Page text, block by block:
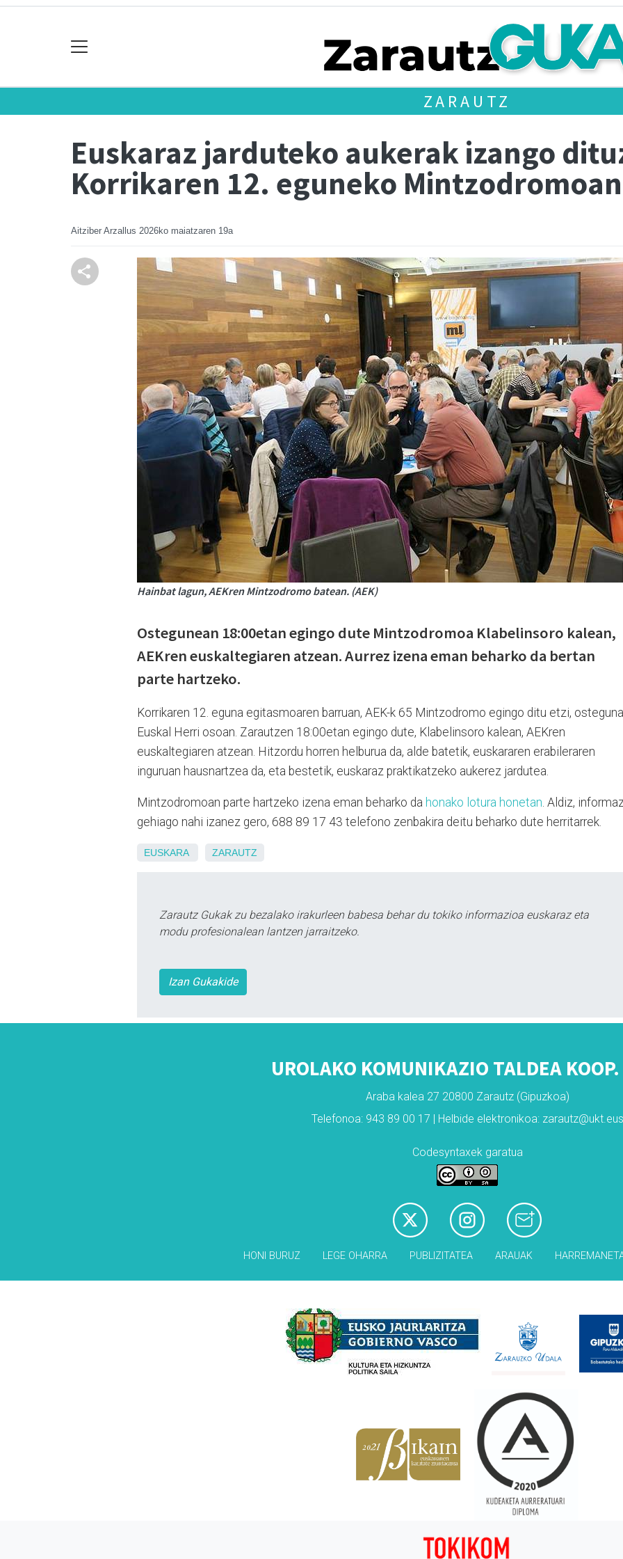
ZARAUTZ
Euskaraz jarduteko aukerak izango
Korrikaren 12. eguneko Mintzodromoan
Aitziber Arzallus 2026ko maiatzaren 19a
Hainbat lagun, AEKren Mintzodromo batean. (AEK)
Ostegunean 18:00etan egingo dute Mintzodromoa Klabelinsoro kalean,
AEKren euskaltegiaren atzean. Aurrez izena eman beharko da bertan
parte hartzeko.
Korrikaren 12. eguna egitasmoaren barruan, AEK-k 65 Mintzodromo egingo ditu etzi,
Euskal Herri osoan. Zarautzen 18:00etan egingo dute, Klabelinsoro kalean, AEKren
euskaltegiaren atzean . Hitzordu horren helburua da, alde batetik, euskararen erabileraren
inguruan hausnartzea da, eta bestetik, euskaraz praktikatzeko aukerez jardutea.
Mintzodromoan parte hartzeko izena eman beharko da honako lotura honetan. Aldiz,
gehiago nahi izanez gero, 688 89 17 43 telefono zenbakira deitu beharko dute herritarrek.
EUSKARA ZARAUTZ
Zarautz Gukak zu bezalako irakurleen babesa behar du tokiko informazioa euskaraz eta
modu profesionalean lantzen jarraitzeko.
Izan Gukakide
UROLAKO KOMUNIKAZIO TALDEA
Araba kalea 27 20800 Zarautz (Gipuzkoa)
Telefonoa: 943 89 00 17 | Helbide elektronikoa: zarautz@ukt.eus
Codesyntaxek garatua
HONI BURUZ LEGE OHARRA PUBLIZITATEA ARAUAK